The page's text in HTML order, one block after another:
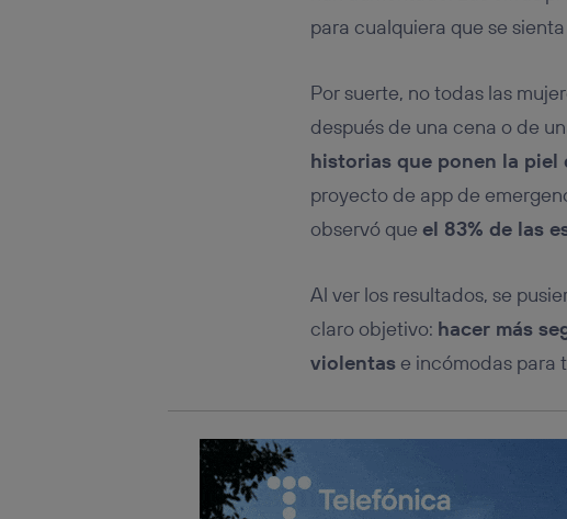
para cualquiera que se
Por suerte, no todas las
después de una cena o de
historias que ponen la piel
proyecto de app de
observó que el 83% de las
Al ver los resultados, se
claro objetivo: hacer más
violentase incómodas para
conecte su
Típicamente:
realizará en
hayan dado su
únicamente en
Puedes gestionar
inferior de esta
Para más